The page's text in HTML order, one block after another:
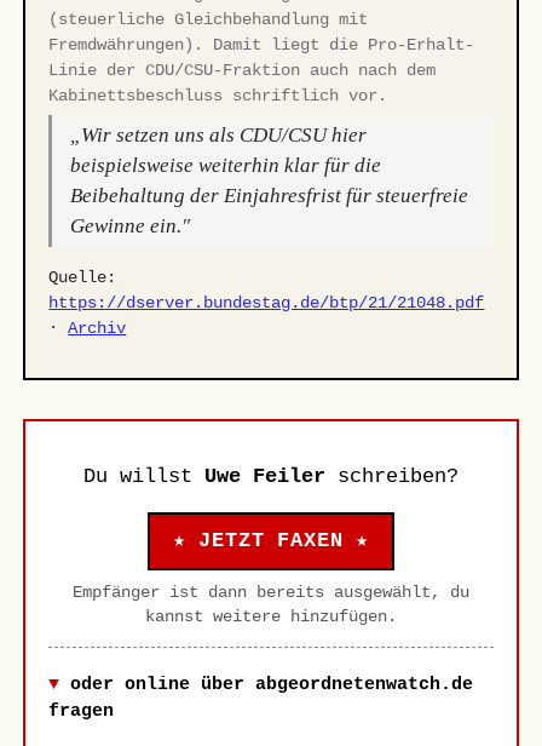
(steuerliche Gleichbehandlung mit
Fremdwährungen). Damit liegt die Pro-Erhalt-
Linie der CDU/CSU-Fraktion auch nach dem
Kabinettsbeschluss schriftlich vor.
„Wir setzen uns als CDU/CSU hier
beispielsweise weiterhin klar für die
Beibehaltung der Einjahresfrist für steuerfreie
Gewinne ein."
Quelle:
https://dserver.bundestag.de/btp/21/21048.pdf
·Archiv
Du willst Uwe Feiler schreiben?
★ JETZT FAXEN ★
Empfänger ist dann bereits ausgewählt, du
kannst weitere hinzufügen.
oder online über abgeordnetenwatch.de
fragen